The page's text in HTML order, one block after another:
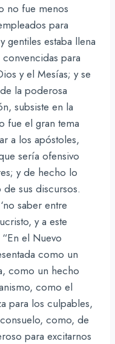
no fue menos
para
gentiles estaba llena
para
y el Mesías; y se
la poderosa
subsiste en la
fue el gran tema
a los apóstoles,
sería ofensivo
y de hecho lo
sus discursos.
saber entre
y a este
el Nuevo
como un
como un hecho
como el
para los culpables,
como, de
para excitarnos